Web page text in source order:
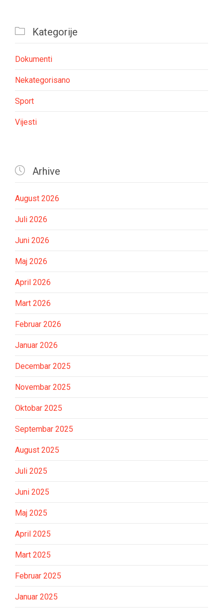
 Kategorije
Dokumenti
Nekategorisano
Sport
Vijesti
 Arhive
August 2026
Juli 2026
Juni 2026
Maj 2026
April 2026
Mart 2026
Februar 2026
Januar 2026
Decembar 2025
Novembar 2025
Oktobar 2025
Septembar 2025
August 2025
Juli 2025
Juni 2025
Maj 2025
April 2025
Mart 2025
Februar 2025
Januar 2025